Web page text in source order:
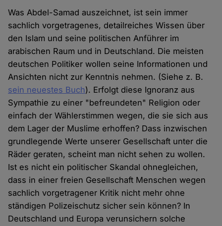
Was Abdel-Samad auszeichnet, ist sein immer
sachlich vorgetragenes, detailreiches Wissen über
den Islam und seine politischen Anführer im
arabischen Raum und in Deutschland. Die meisten
deutschen Politiker wollen seine Informationen und
Ansichten nicht zur Kenntnis nehmen. (Siehe z. B.
sein neuestes Buch). Erfolgt diese Ignoranz aus
Sympathie zu einer "befreundeten" Religion oder
einfach der Wählerstimmen wegen, die sie sich aus
dem Lager der Muslime erhoffen? Dass inzwischen
grundlegende Werte unserer Gesellschaft unter die
Räder geraten, scheint man nicht sehen zu wollen.
Ist es nicht ein politischer Skandal ohnegleichen,
dass in einer freien Gesellschaft Menschen wegen
sachlich vorgetragener Kritik nicht mehr ohne
ständigen Polizeischutz sicher sein können? In
Deutschland und Europa verunsichern solche